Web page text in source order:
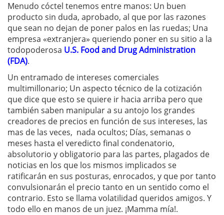
Menudo cóctel tenemos entre manos: Un buen
producto sin duda, aprobado, al que por las razones
que sean no dejan de poner palos en las ruedas; Una
empresa «extranjera» queriendo poner en su sitio a la
todopoderosa U.S. Food and Drug Administration
(FDA).
Un entramado de intereses comerciales
multimillonario; Un aspecto técnico de la cotización
que dice que esto se quiere ir hacia arriba pero que
también saben manipular a su antojo los grandes
creadores de precios en función de sus intereses, las
mas de las veces, nada ocultos; Días, semanas o
meses hasta el veredicto final condenatorio,
absolutorio y obligatorio para las partes, plagados de
noticias en los que los mismos implicados se
ratificarán en sus posturas, enrocados, y que por tanto
convulsionarán el precio tanto en un sentido como el
contrario. Esto se llama volatilidad queridos amigos. Y
todo ello en manos de un juez. ¡Mamma mía!.